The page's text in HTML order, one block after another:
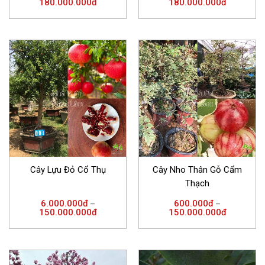
180.000.000đ 180.000.000đ
Cây Lựu Đỏ Cổ Thụ
6.000.000đ–
150.000.000đ
Cây Nho Thân Gỗ Cẩm
Thạch
600.000đ –
150.000.000đ